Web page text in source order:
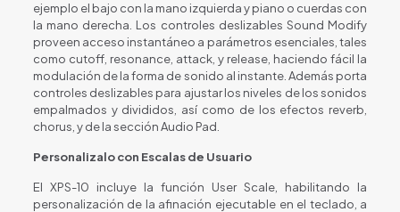
ejemplo el bajo con la mano izquierda y piano o cuerdas con
la mano derecha. Los controles deslizables Sound Modify
proveen acceso instantáneo a parámetros esenciales, tales
como cutoff, resonance, attack, y release, haciendo fácil la
modulación de la forma de sonido al instante. Además porta
controles deslizables para ajustar los niveles de los sonidos
empalmados y divididos, así como de los efectos reverb,
chorus, y de la sección Audio Pad.
Personalizalo con Escalas de Usuario
El XPS-10 incluye la función User Scale, habilitando la
personalización de la afinación ejecutable en el teclado, a